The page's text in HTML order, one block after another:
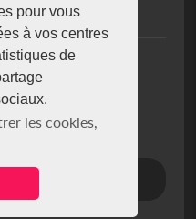
pour vous
à vos centres
de
les cookies,